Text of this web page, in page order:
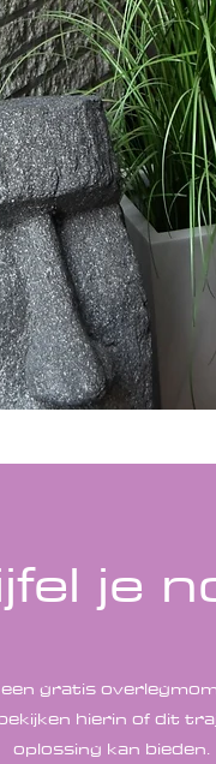
je
gratis
hierin of dit
oplossing kan bieden.